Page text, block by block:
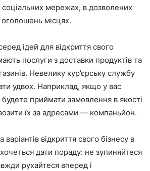
соціальних мережах, в дозволених
місцях.
ідей для відкриття свого
послуги з доставки продуктів та
Невелику кур’єрську службу
удвох. Наприклад, якщо у вас
приймати замовлення в якості
їх за адресами — компаньйон.
варіантів відкриття свого бізнесу в
дати пораду: не зупиняйтеся
рухайтеся вперед і